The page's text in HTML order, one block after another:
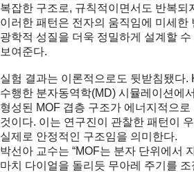
복잡한 구조로, 규칙적이면서도 반복되
이러한 패턴은 전자의 움직임에 미세한
광학적 성질을 더욱 정밀하게 설계할
보여준다.
실험 결과는 이론적으로도 뒷받침됐다.
수행한 분자동역학(MD) 시뮬레이션에
형성된 MOF 겹층 구조가 에너지적으로
것이다. 이는 연구진이 관찰한 패턴이
실제로 안정적인 구조임을 의미한다.
박선아 교수는 “MOF는 분자 단위에서
마치 다이얼을 돌리듯 무아레 주기를 조